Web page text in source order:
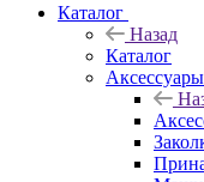
Каталог
Назад
Каталог